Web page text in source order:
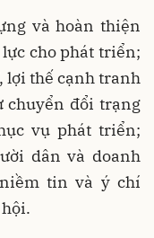
và hoàn thiện
cho phát triển;
lợi thế cạnh tranh
chuyển đổi trạng
vụ phát triển;
dân và doanh
tin và ý chí